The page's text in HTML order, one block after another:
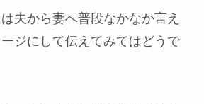
夫から妻へ普段なかなか言え
ジにして伝えてみてはどうで